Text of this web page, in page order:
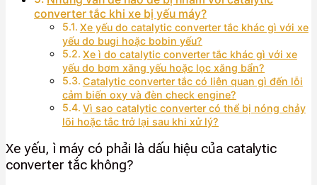
converter tắc khi xe bị yếu máy?
Xe yếu do catalytic converter tắc khác gì với xe
yếu do bugi hoặc bobin yếu?
Xe ì do catalytic converter tắc khác gì với xe
yếu do bơm xăng yếu hoặc lọc xăng bẩn?
Catalytic converter tắc có liên quan gì đến lỗi
cảm biến oxy và đèn check engine?
Vì sao catalytic converter có thể bị nóng chảy
lõi hoặc tắc trở lại sau khi xử lý?
Xe yếu, ì máy có phải là dấu hiệu của catalytic
converter tắc không?